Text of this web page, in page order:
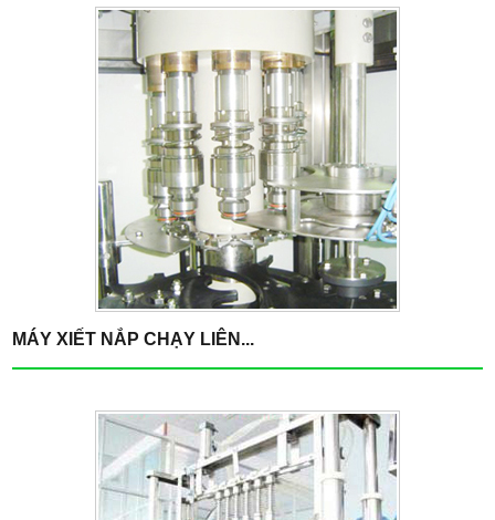
MÁY XIẾT NẮP CHẠY LIÊN...